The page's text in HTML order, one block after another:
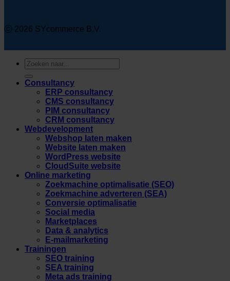
ⓒ 2026 SYcommerce B.V.
Zoeken
naar:
Consultancy
ERP consultancy
CMS consultancy
PIM consultancy
CRM consultancy
Webdevelopment
Webshop laten maken
Website laten maken
WordPress website
CloudSuite website
Online marketing
Zoekmachine optimalisatie (SEO)
Zoekmachine adverteren (SEA)
Conversie optimalisatie
Social media
Marketplaces
Data & analytics
E-mailmarketing
Trainingen
SEO training
SEA training
Meta ads training